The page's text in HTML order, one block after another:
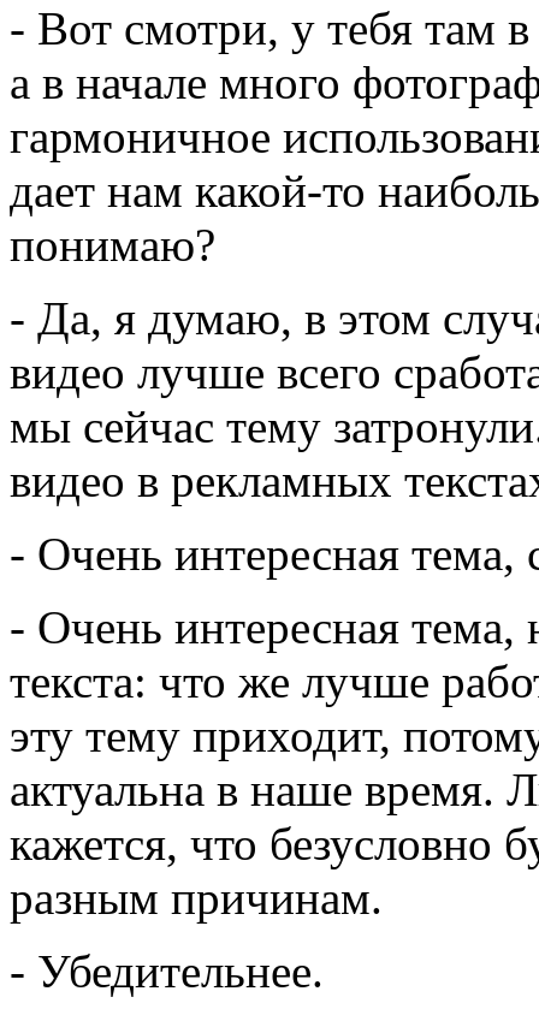
- Вот смотри, у тебя там
а в начале много
гармоничное
дает нам какой-то
понимаю?
- Да, я думаю, в этом
видео лучше всего
мы сейчас тему
видео в рекламных
- Очень интересная тема,
- Очень интересная
текста: что же лучше
эту тему приходит,
актуальна в наше время.
кажется, что безусловно
разным причинам.
- Убедительнее.